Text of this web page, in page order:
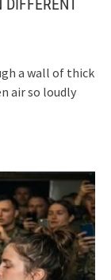
a wall of thick
air so loudly